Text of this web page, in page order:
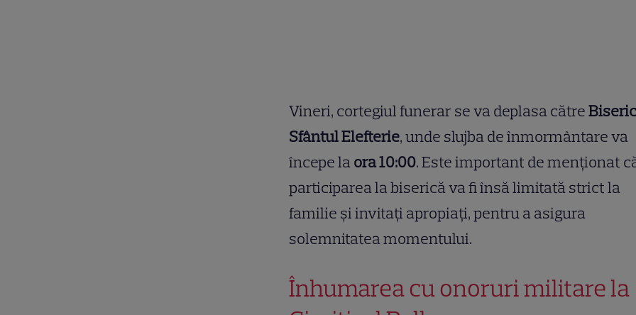
Vineri, cortegiul funerar se va deplasa către
Sfântul Elefterie, unde slujba de înmormântare va
începe laora 10:00. Este important de menționat
participarea la biserică va fi însă limitată strict la
familie și invitați apropiați, pentru a asigura
solemnitatea momentului.
Înhumarea cu onoruri militare la